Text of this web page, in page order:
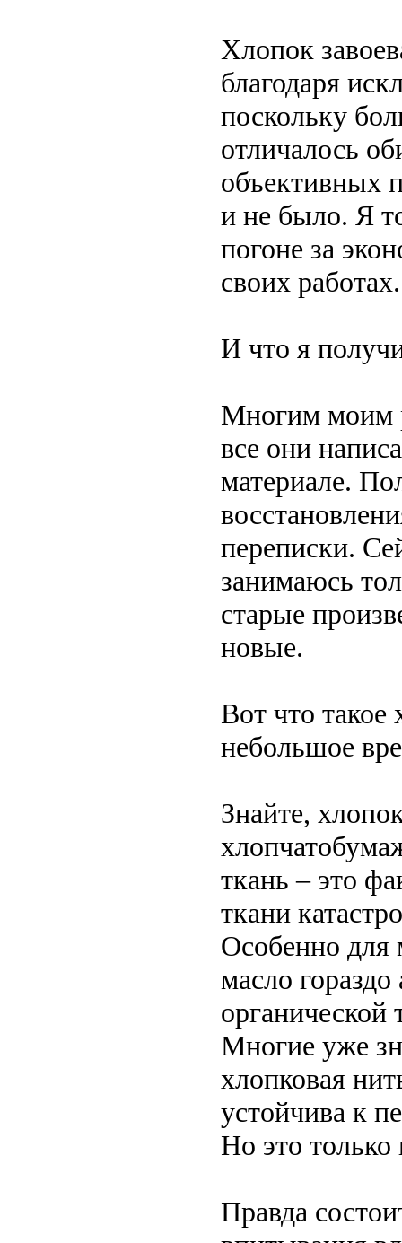
Хлопок
благодаря
поскольку
отличалось
объективных
и не было. Я
погоне за
своих работах.
И что я
Многим моим
все они
материале.
переписки.
занимаюсь
старые
новые.
Вот что такое
небольшое
Знайте,
ткань – это
ткани
Особенно для
масло
Многие уже
хлопковая
устойчива к
Но это только
Правда